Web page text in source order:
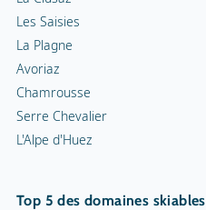
Les Saisies
La Plagne
Avoriaz
Chamrousse
Serre Chevalier
L'Alpe d'Huez
Top 5 des domaines skiables